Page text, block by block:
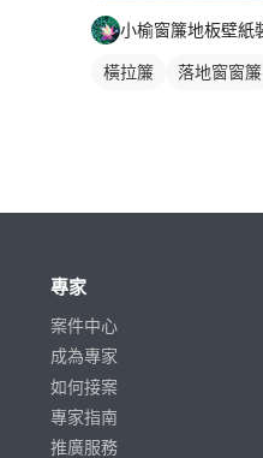
橫拉簾 落地窗窗簾
專家
案件中心
成為專家
如何接案
專家指南
推廣服務